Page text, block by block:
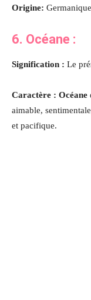
Origine:
6. Océane :
Signification : Le
Caractère : Océane
aimable,
et pacifique.